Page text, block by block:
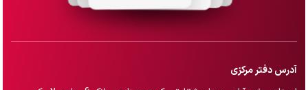
آدرس دفتر مرکزی